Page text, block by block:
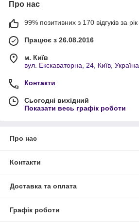
Про нас
99% позитивних з 170 відгуків за рік
Працює з 26.08.2016
м. Київ
вул. Екскаваторна, 24, Київ, Україна
Контакти
Сьогодні вихідний
Показати весь графік роботи
Про нас
Контакти
Доставка та оплата
Графік роботи